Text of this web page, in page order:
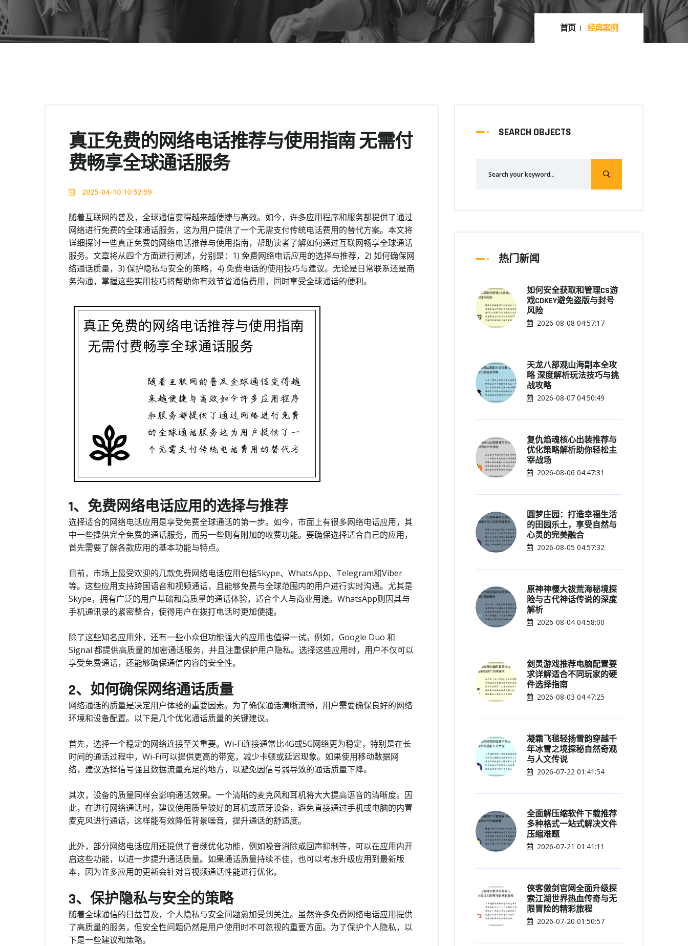
首页 经典案例
真正免费的网络电话推荐与使用指南 无需付
费畅享全球通话服务
2025-04-10 10:52:59
随着互联网的普及，全球通信变得越来越便捷与高效。如今，许多应用程序和服务都提供了通过
网络进行免费的全球通话服务，这为用户提供了一个无需支付传统电话费用的替代方案。本文将
详细探讨一些真正免费的网络电话推荐与使用指南，帮助读者了解如何通过互联网畅享全球通话
服务。文章将从四个方面进行阐述，分别是：1) 免费网络电话应用的选择与推荐，2) 如何确保网
络通话质量，3) 保护隐私与安全的策略，4) 免费电话的使用技巧与建议。无论是日常联系还是商
务沟通，掌握这些实用技巧将帮助你有效节省通信费用，同时享受全球通话的便利。
1、免费网络电话应用的选择与推荐
选择适合的网络电话应用是享受免费全球通话的第一步。如今，市面上有很多网络电话应用，其
中一些提供完全免费的通话服务，而另一些则有附加的收费功能。要确保选择适合自己的应用，
首先需要了解各款应用的基本功能与特点。
目前，市场上最受欢迎的几款免费网络电话应用包括Skype、WhatsApp、Telegram和Viber
等。这些应用支持跨国语音和视频通话，且能够免费与全球范围内的用户进行实时沟通。尤其是
Skype，拥有广泛的用户基础和高质量的通话体验，适合个人与商业用途。WhatsApp则因其与
手机通讯录的紧密整合，使得用户在拨打电话时更加便捷。
除了这些知名应用外，还有一些小众但功能强大的应用也值得一试。例如，Google Duo 和
Signal 都提供高质量的加密通话服务，并且注重保护用户隐私。选择这些应用时，用户不仅可以
享受免费通话，还能够确保通信内容的安全性。
2、如何确保网络通话质量
网络通话的质量是决定用户体验的重要因素。为了确保通话清晰流畅，用户需要确保良好的网络
环境和设备配置。以下是几个优化通话质量的关键建议。
首先，选择一个稳定的网络连接至关重要。Wi-Fi连接通常比4G或5G网络更为稳定，特别是在长
时间的通话过程中，Wi-Fi可以提供更高的带宽，减少卡顿或延迟现象。如果使用移动数据网
络，建议选择信号强且数据流量充足的地方，以避免因信号弱导致的通话质量下降。
其次，设备的质量同样会影响通话效果。一个清晰的麦克风和耳机将大大提高语音的清晰度。因
此，在进行网络通话时，建议使用质量较好的耳机或蓝牙设备，避免直接通过手机或电脑的内置
麦克风进行通话，这样能有效降低背景噪音，提升通话的舒适度。
此外，部分网络电话应用还提供了音频优化功能，例如噪音消除或回声抑制等，可以在应用内开
启这些功能，以进一步提升通话质量。如果通话质量持续不佳，也可以考虑升级应用到最新版
本，因为许多应用的更新会针对音视频通话性能进行优化。
3、保护隐私与安全的策略
随着全球通信的日益普及，个人隐私与安全问题愈加受到关注。虽然许多免费网络电话应用提供
了高质量的服务，但安全性问题仍然是用户使用时不可忽视的重要方面。为了保护个人隐私，以
下是一些建议和策略。
SEARCH OBJECTS
热门新闻
如何安全获取和管理CS游
戏CDKEY避免盗版与封号
风险
2026-08-08 04:57:17
天龙八部观山海副本全攻
略 深度解析玩法技巧与挑
战攻略
2026-08-07 04:50:49
复仇焰魂核心出装推荐与
优化策略解析助你轻松主
宰战场
2026-08-06 04:47:31
圆梦庄园：打造幸福生活
的田园乐土，享受自然与
心灵的完美融合
2026-08-05 04:57:32
原神神樱大祓荒海秘境探
险与古代神话传说的深度
解析
2026-08-04 04:58:00
剑灵游戏推荐电脑配置要
求详解适合不同玩家的硬
件选择指南
2026-08-03 04:47:25
凝霜飞毯轻扬雪韵穿越千
年冰雪之境探秘自然奇观
与人文传说
2026-07-22 01:41:54
全面解压缩软件下载推荐
多种格式一站式解决文件
压缩难题
2026-07-21 01:41:11
侠客傲剑官网全面升级探
索江湖世界热血传奇与无
限冒险的精彩旅程
2026-07-20 01:50:57